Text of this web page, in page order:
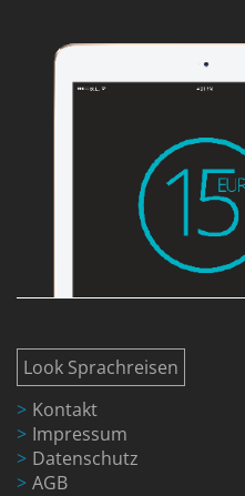
Look Sprachreisen
Kontakt
Impressum
Datenschutz
AGB